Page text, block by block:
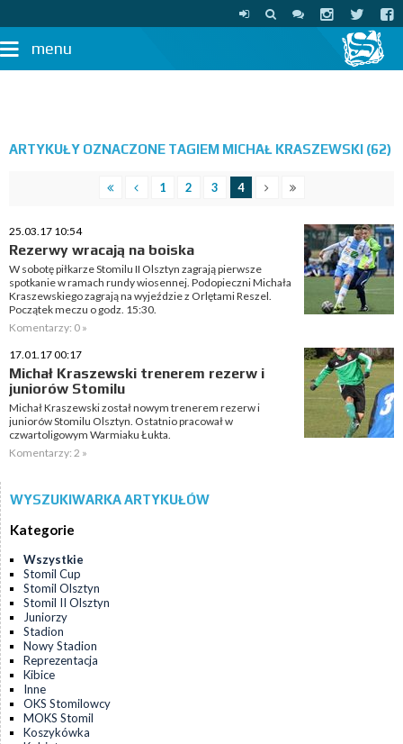
menu
ARTYKUŁY OZNACZONE TAGIEM MICHAŁ KRASZEWSKI (62)
1 2 3 4
25.03.17 10:54
Rezerwy wracają na boiska
W sobotę piłkarze Stomilu II Olsztyn zagrają pierwsze
spotkanie w ramach rundy wiosennej. Podopieczni Michała
Kraszewskiego zagrają na wyjeździe z Orlętami Reszel.
Początek meczu o godz. 15:30.
Komentarzy: 0 »
17.01.17 00:17
Michał Kraszewski trenerem rezerw i
juniorów Stomilu
Michał Kraszewski został nowym trenerem rezerw i
juniorów Stomilu Olsztyn. Ostatnio pracował w
czwartoligowym Warmiaku Łukta.
Komentarzy: 2 »
WYSZUKIWARKA ARTYKUŁÓW
Kategorie
Wszystkie
Stomil Cup
Stomil Olsztyn
Stomil II Olsztyn
Juniorzy
Stadion
Nowy Stadion
Reprezentacja
Kibice
Inne
OKS Stomilowcy
MOKS Stomil
Koszykówka